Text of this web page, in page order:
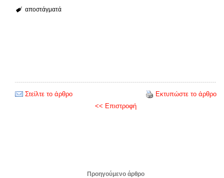
αποστάγματά
Στείλτε το άρθρο
Εκτυπώστε το άρθρο
<< Επιστροφή
Προηγούμενο άρθρο